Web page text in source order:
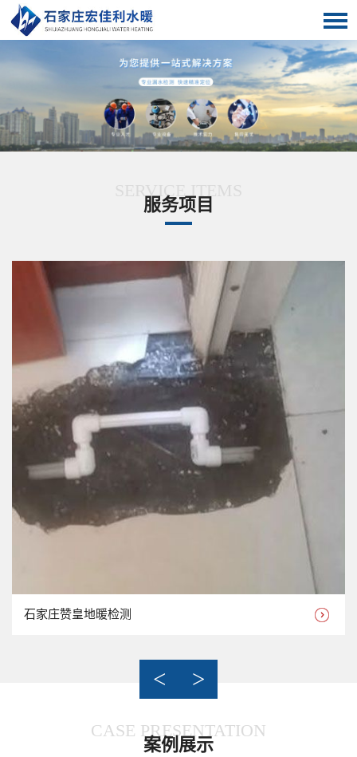
首页
服务项目
关于我们
客户案例
新闻动态
联系我们
SERVICE ITEMS
服务项目
石家庄赞皇地暖检测
< >
CASE PRESENTATION
案例展示